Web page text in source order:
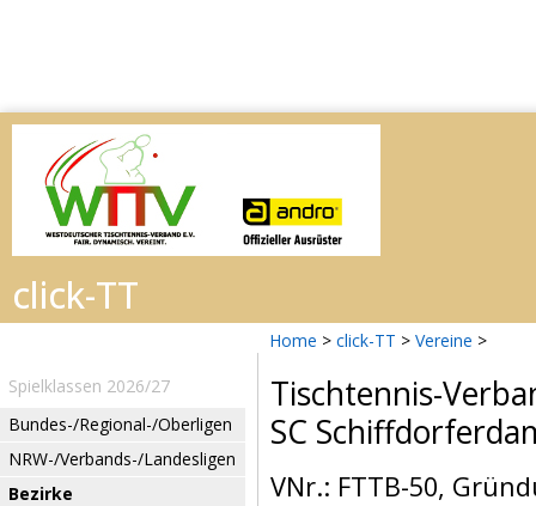
Home > click-TT > Vereine >
Spielklassen 2026/27
Bundes-/Regional-/Oberligen
NRW-/Verbands-/Landesligen
Bezirke
Tischtennis-
SC
VNr.: FTTB-50,